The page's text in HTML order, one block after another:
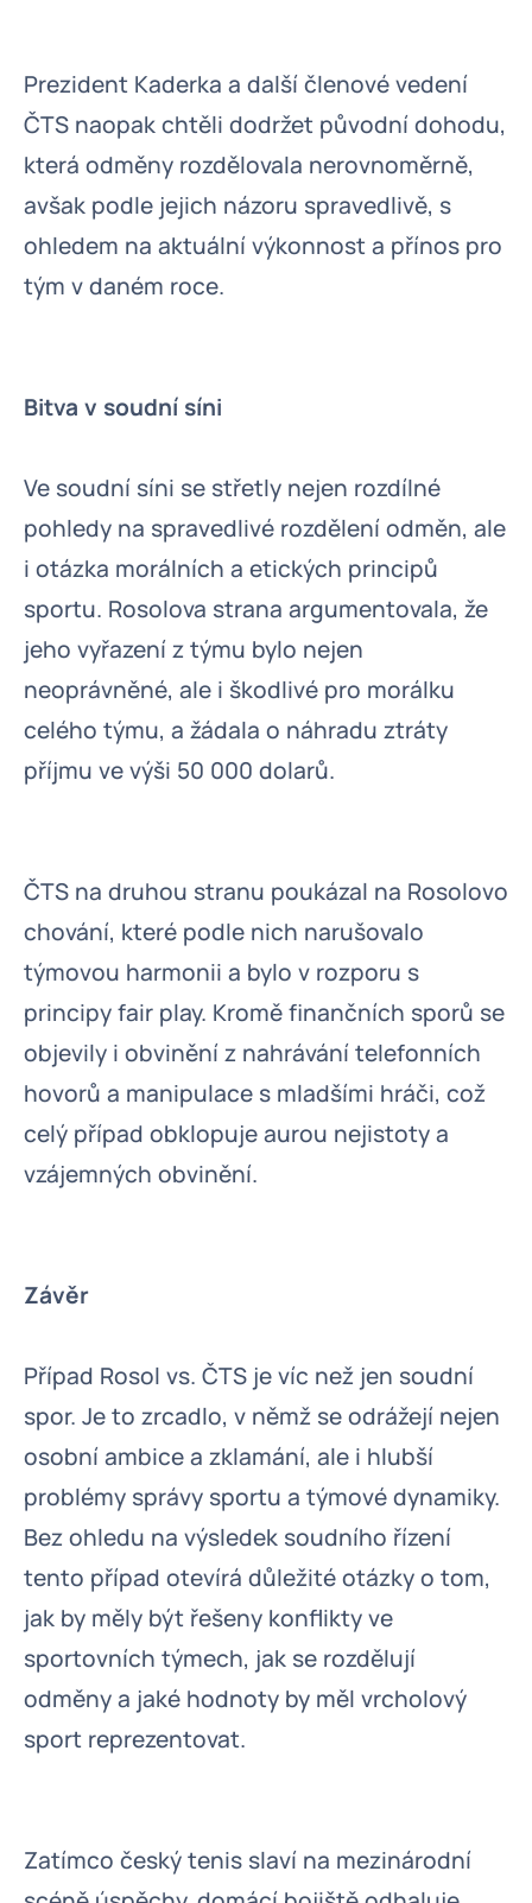
Prezident Kaderka a další členové vedení
ČTS naopak chtěli dodržet původní dohodu,
která odměny rozdělovala nerovnoměrně,
avšak podle jejich názoru spravedlivě, s
ohledem na aktuální výkonnost a přínos pro
tým v daném roce.
Bitva v soudní síni
Ve soudní síni se střetly nejen rozdílné
pohledy na spravedlivé rozdělení odměn, ale
i otázka morálních a etických principů
sportu. Rosolova strana argumentovala, že
jeho vyřazení z týmu bylo nejen
neoprávněné, ale i škodlivé pro morálku
celého týmu, a žádala o náhradu ztráty
příjmu ve výši 50 000 dolarů.
ČTS na druhou stranu poukázal na Rosolovo
chování, které podle nich narušovalo
týmovou harmonii a bylo v rozporu s
principy fair play. Kromě finančních sporů se
objevily i obvinění z nahrávání telefonních
hovorů a manipulace s mladšími hráči, což
celý případ obklopuje aurou nejistoty a
vzájemných obvinění.
Závěr
Případ Rosol vs. ČTS je víc než jen soudní
spor. Je to zrcadlo, v němž se odrážejí nejen
osobní ambice a zklamání, ale i hlubší
problémy správy sportu a týmové dynamiky.
Bez ohledu na výsledek soudního řízení
tento případ otevírá důležité otázky o tom,
jak by měly být řešeny konflikty ve
sportovních týmech, jak se rozdělují
odměny a jaké hodnoty by měl vrcholový
sport reprezentovat.
Zatímco český tenis slaví na mezinárodní